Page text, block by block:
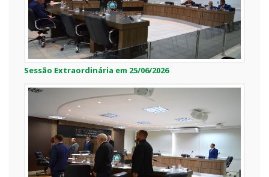
Sessão Extraordinária em 25/06/2026